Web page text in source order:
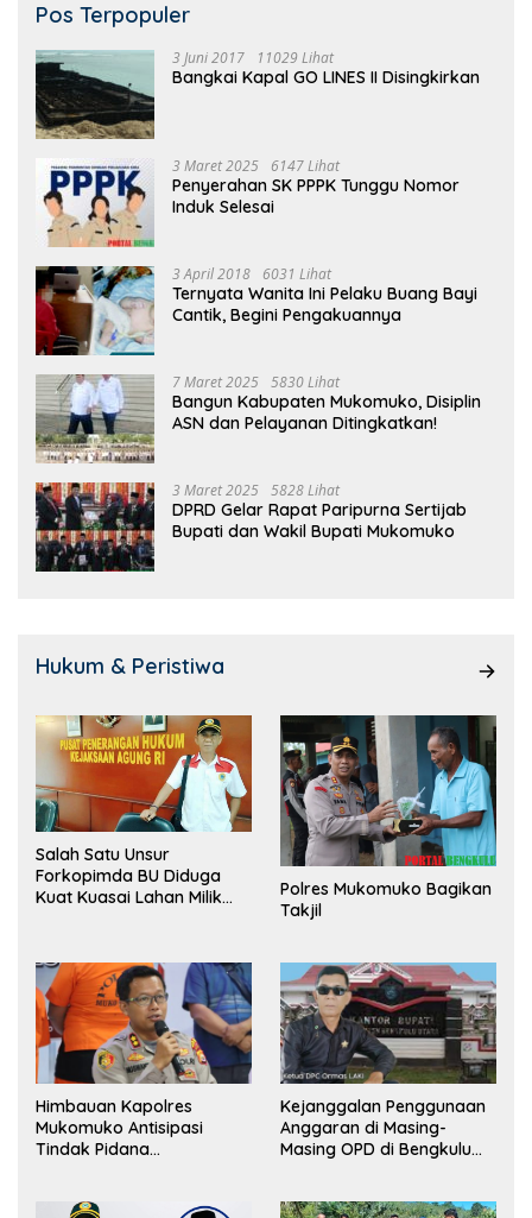
Pos Terpopuler
3 Juni 2017 11029 Lihat
Bangkai Kapal GO LINES II Disingkirkan
3 Maret 2025 6147 Lihat
Penyerahan SK PPPK Tunggu Nomor
Induk Selesai
3 April 2018 6031 Lihat
Ternyata Wanita Ini Pelaku Buang Bayi
Cantik, Begini Pengakuannya
7 Maret 2025 5830 Lihat
Bangun Kabupaten Mukomuko, Disiplin
ASN dan Pelayanan Ditingkatkan!
3 Maret 2025 5828 Lihat
DPRD Gelar Rapat Paripurna Sertijab
Bupati dan Wakil Bupati Mukomuko
Hukum & Peristiwa
Salah Satu Unsur
Forkopimda BU Diduga
Kuat Kuasai Lahan Milik
Polres Mukomuko Bagikan
Takjil
Himbauan Kapolres
Mukomuko Antisipasi
Tindak Pidana
Kejanggalan Penggunaan
Anggaran di Masing-
Masing OPD di Bengkulu